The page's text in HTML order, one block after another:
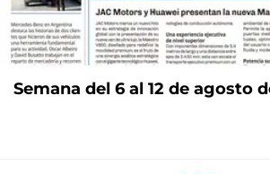
Semana del 6 al 12 de agosto